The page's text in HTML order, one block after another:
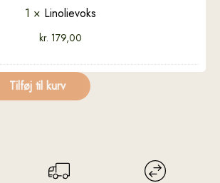
1 × Linolievoks
kr. 179,00
Tilføj til kurv